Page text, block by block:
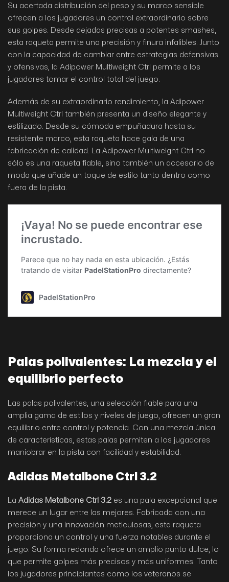
Su acertada distribución del peso y su marco sensible
ofrecen a los jugadores un control extraordinario sobre
sus golpes. Desde dejadas precisas a potentes smashes,
esta raqueta permite una precisión y finura infalibles. Junto
con la capacidad de cambiar entre estrategias defensivas
y ofensivas, la Adipower Multiweight Ctrl permite a los
jugadores tomar el control total del juego.
Además de su extraordinario rendimiento, la Adipower
Multiweight Ctrl también presenta un diseño elegante y
estilizado. Desde su cómoda empuñadura hasta su
resistente marco, esta raqueta hace gala de una
fabricación de calidad. La Adipower Multiweight Ctrl no
sólo es una raqueta fiable, sino también un accesorio de
moda que añade un toque de estilo tanto dentro como
fuera de la pista.
Palas polivalentes: La mezcla y el
equilibrio perfecto
Las palas polivalentes, una selección fiable para una
amplia gama de estilos y niveles de juego, ofrecen un gran
equilibrio entre control y potencia. Con una mezcla única
de características, estas palas permiten a los jugadores
maniobrar en la pista con facilidad y estabilidad.
Adidas Metalbone Ctrl 3.2
La Adidas Metalbone Ctrl 3.2 es una pala excepcional que
merece un lugar entre las mejores. Fabricada con una
precisión y una innovación meticulosas, esta raqueta
proporciona un control y una fuerza notables durante el
juego. Su forma redonda ofrece un amplio punto dulce, lo
que permite golpes más precisos y más uniformes. Tanto
los jugadores principiantes como los veteranos se